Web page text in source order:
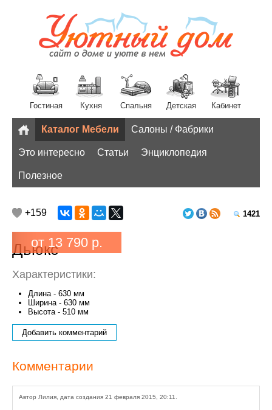
Гостиная Кухня Спальня Детская Кабинет
Разное
Каталог Мебели Салоны / Фабрики
Это интересно Статьи Энциклопедия
Полезное
1421
+159
Дьюкс
от 13 790 р.
Характеристики:
Длина - 630 мм
Ширина - 630 мм
Высота - 510 мм
Добавить комментарий
Комментарии
Автор Лилия, дата создания 21 февраля 2015, 20:11.